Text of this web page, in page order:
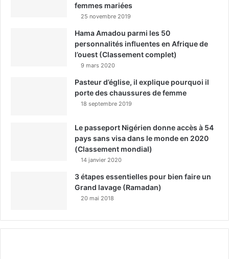
femmes mariées
25 novembre 2019
Hama Amadou parmi les 50
personnalités influentes en Afrique de
l’ouest (Classement complet)
9 mars 2020
Pasteur d’église, il explique pourquoi il
porte des chaussures de femme
18 septembre 2019
Le passeport Nigérien donne accès à 54
pays sans visa dans le monde en 2020
(Classement mondial)
14 janvier 2020
3 étapes essentielles pour bien faire un
Grand lavage (Ramadan)
20 mai 2018